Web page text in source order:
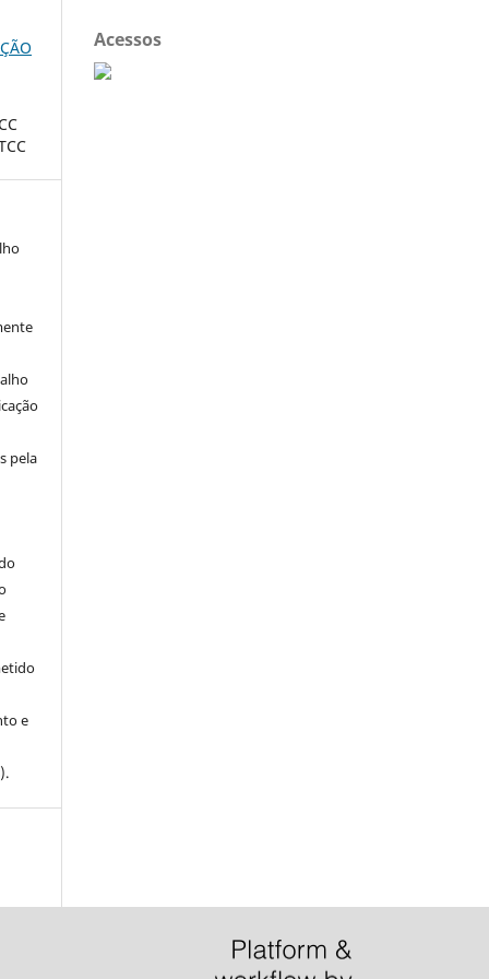
pela
e
Acessos